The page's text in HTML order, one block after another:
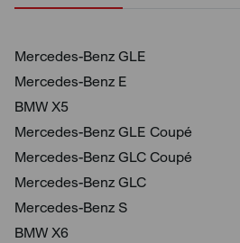
Mercedes-Benz GLE
Mercedes-Benz E
BMW X5
Mercedes-Benz GLE Coupé
Mercedes-Benz GLC Coupé
Mercedes-Benz GLC
Mercedes-Benz S
BMW X6